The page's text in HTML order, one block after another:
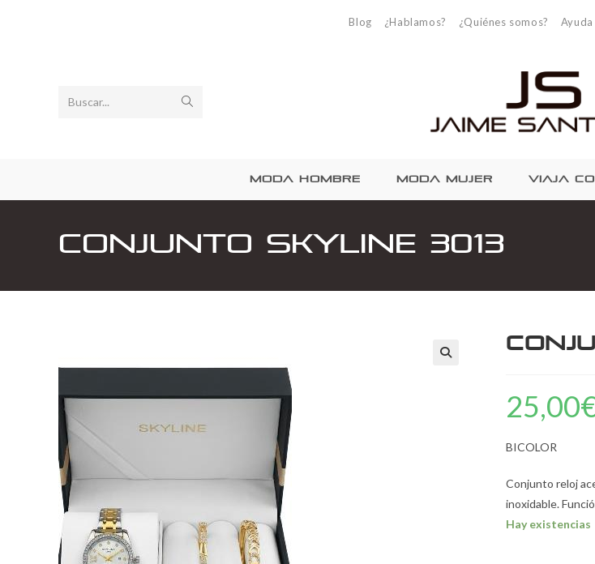
Blog ¿Hablamos? ¿Quiénes somos? Ayuda
Buscar...
MODA HOMBRE MODA MUJER VIAJA
Conjunto Skyline 3013
25,00
BICOLOR
Conjunto reloj
inoxidable.
Hay existencias